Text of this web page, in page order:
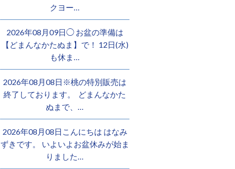
クヨー…
2026年08月09日◯ お盆の準備は
【どまんなかたぬま】で！ 12日(水)
も休ま…
2026年08月08日※桃の特別販売は
終了しております。 ️ どまんなかた
ぬまで、…
2026年08月08日こんにちは はなみ
ずきです。 いよいよお盆休みが始ま
りました…